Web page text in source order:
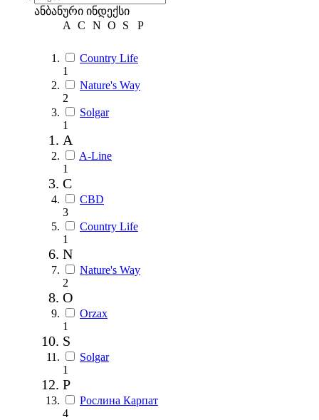
ანბანური ინდექსი
A
C N O S Р
Country Life
1
Nature's Way
2
Solgar
1
A
A-Line
1
C
CBD
3
Country Life
1
N
Nature's Way
2
O
Orzax
1
S
Solgar
1
Р
Рослина Карпат
4